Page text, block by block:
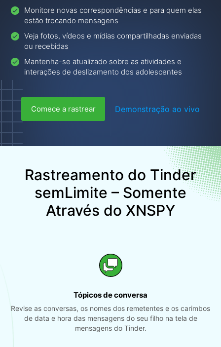
Monitore novas correspondências e para quem elas
estão trocando mensagens
Veja fotos, vídeos e mídias compartilhadas enviadas
ou recebidas
Mantenha-se atualizado sobre as atividades e
interações de deslizamento dos adolescentes
Comece a rastrear Demonstração ao vivo
Rastreamento do Tinder
semLimite – Somente
Através do XNSPY
Tópicos de conversa
Revise as conversas, os nomes dos remetentes e os carimbos
de data e hora das mensagens do seu filho na tela de
mensagens do Tinder.